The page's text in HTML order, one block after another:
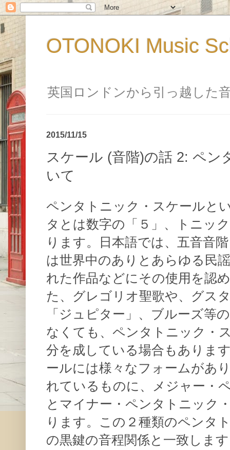
OTONOKI Music
英国ロンドンから引っ越した
2015/11/15
スケール (音階)の話 2: ペン
いて
ペンタトニック・スケールと
タとは数字の「５」、トニッ
ります。日本語では、五音音
は世界中のありとあらゆる民
れた作品などにその使用を認
た、グレゴリオ聖歌や、グス
「ジュピター」、ブルーズ等
なくても、ペンタトニック・
分を成している場合もありま
ールには様々なフォームがあ
れているものに、メジャー・
とマイナー・ペンタトニック
ります。この２種類のペンタ
の黒鍵の音程関係と一致しま